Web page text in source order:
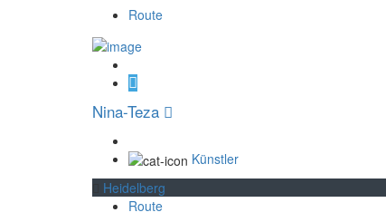
Route
Nina-Teza
Künstler
Heidelberg
Route